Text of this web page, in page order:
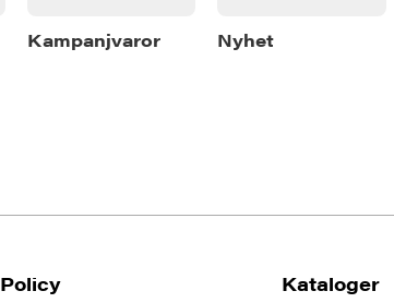
Kampanjvaror Nyhet
Policy Kataloger